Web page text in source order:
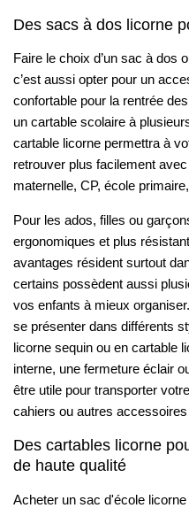
Des sacs à dos licorne
Faire le choix d’un sac à dos
c’est aussi opter pour un
confortable pour la rentrée
un cartable scolaire à
cartable licorne permettra à
retrouver plus facilement
maternelle, CP, école
Pour les ados, filles ou
ergonomiques et plus
avantages résident surtout
certains possèdent aussi
vos enfants à mieux
se présenter dans différents
licorne sequin ou en cartable
interne, une fermeture éclair
être utile pour transporter
cahiers ou autres
Des cartables licorne
de haute qualité
Acheter un sac d'école